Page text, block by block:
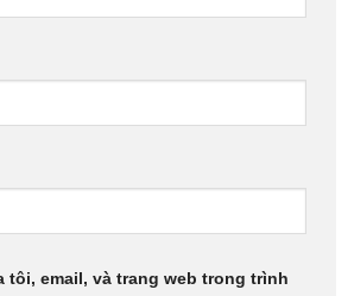
tôi, email, và trang web trong trình